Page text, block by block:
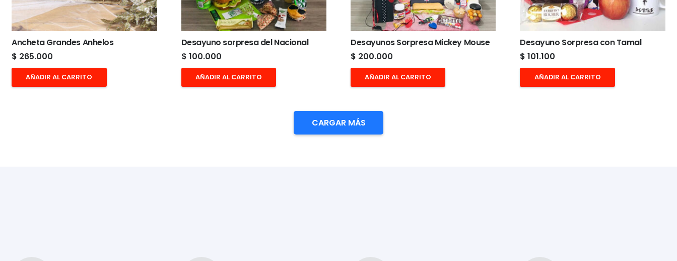
Ancheta Grandes Anhelos
$ 265.000
AÑADIR AL CARRITO
Desayuno sorpresa del Nacional
$ 100.000
AÑADIR AL CARRITO
Desayunos Sorpresa Mickey Mouse
$ 200.000
AÑADIR AL CARRITO
Desayuno Sorpresa con Tamal
$ 101.100
AÑADIR AL CARRITO
CARGAR MÁS